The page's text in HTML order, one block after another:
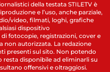
della testata STILETV è
e l’uso, anche parziale,
video, filmati, loghi, grafiche
dispositivo
fotocopie, registrazioni, cover e
non autorizzata. La redazione
presenti sul sito. Non potendo
disponibile ad eliminarli su
offensivi e oltraggiosi.